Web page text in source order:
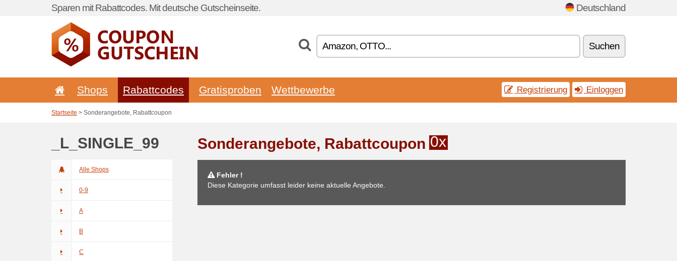
Sparen mit Rabattcodes. Mit deutsche Gutscheinseite. Deutschland
Suchen
Shops Rabattcodes Gratisproben Wettbewerbe Registrierung Einloggen
Startseite > Sonderangebote, Rabattcoupon
_L_SINGLE_99
Alle Shops
0-9
A
B
C
Sonderangebote, Rabattcoupon 0x
Fehler !
Diese Kategorie umfasst leider keine aktuelle Angebote.